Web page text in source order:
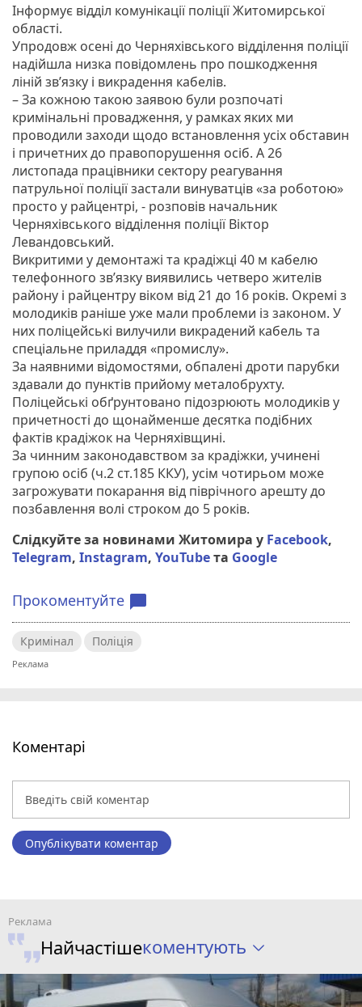
Інформує відділ комунікації поліції Житомирської
області.
Упродовж осені до Черняхівського відділення поліції
надійшла низка повідомлень про пошкодження
ліній зв’язку і викрадення кабелів.
– За кожною такою заявою були розпочаті
кримінальні провадження, у рамках яких ми
проводили заходи щодо встановлення усіх обставин
і причетних до правопорушення осіб. А 26
листопада працівники сектору реагування
патрульної поліції застали винуватців «за роботою»
просто у райцентрі, - розповів начальник
Черняхівського відділення поліції Віктор
Левандовський.
Викритими у демонтажі та крадіжці 40 м кабелю
телефонного зв’язку виявились четверо жителів
району і райцентру віком від 21 до 16 років. Окремі з
молодиків раніше уже мали проблеми із законом. У
них поліцейські вилучили викрадений кабель та
спеціальне приладдя «промислу».
За наявними відомостями, обпалені дроти парубки
здавали до пунктів прийому металобрухту.
Поліцейські обґрунтовано підозрюють молодиків у
причетності до щонайменше десятка подібних
фактів крадіжок на Черняхівщині.
За чинним законодавством за крадіжки, учинені
групою осіб (ч.2 ст.185 ККУ), усім чотирьом може
загрожувати покарання від піврічного арешту до
позбавлення волі строком до 5 років.
Слідкуйте за новинами Житомира у Facebook,
Telegram, Instagram, YouTubeта Google
Прокоментуйте chat_bubble
Кримінал Поліція
Коментарі
Опублікувати коментар
Найчастішекоментують